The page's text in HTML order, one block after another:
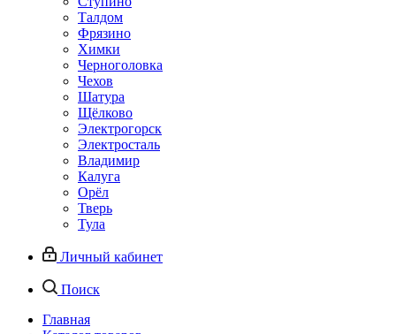
Талдом
Фрязино
Химки
Черноголовка
Чехов
Шатура
Щёлково
Электрогорск
Электросталь
Владимир
Калуга
Орёл
Тверь
Тула
Личный кабинет
Поиск
Главная